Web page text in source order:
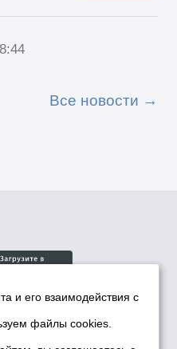
Все новости
политики мэрии
и его взаимодействия с
файлы cookies.